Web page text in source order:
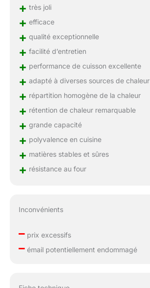
vaisselle
+ très joli
+ efficace
+ qualité exceptionnelle
+ facilité d’entretien
+ performance de cuisson excellente
+ adapté à diverses sources de chaleur
+ répartition homogène de la chaleur
+ rétention de chaleur remarquable
+ grande capacité
+ polyvalence en cuisine
+ matières stables et sûres
+ résistance au four
Inconvénients
–prix excessifs
–émail potentiellement endommagé